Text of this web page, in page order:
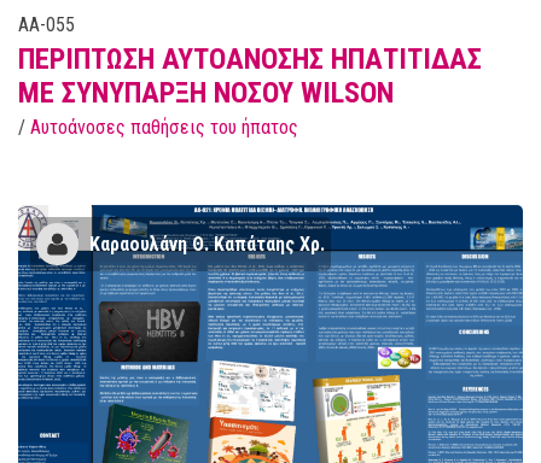
AA-055
ΠΕΡΙΠΤΩΣΗ ΑΥΤΟΑΝΟΣΗΣ ΗΠΑΤΙΤΙΔΑΣ
ΜΕ ΣΥΝΥΠΑΡΞΗ ΝΟΣΟΥ WILSON
/ Αυτοάνοσες παθήσεις του ήπατος
Kαραουλάνη Θ. Καπάταης Χρ.